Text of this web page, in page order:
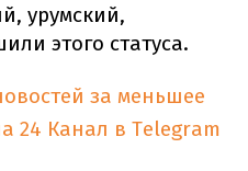
урумский,
этого статуса.
за меньшее
24 Канал в Telegram